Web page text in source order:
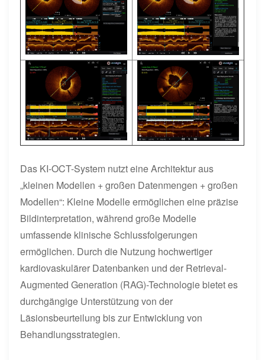
Das KI-OCT-System nutzt eine Architektur aus
„kleinen Modellen + großen Datenmengen + großen
Modellen“: Kleine Modelle ermöglichen eine präzise
Bildinterpretation, während große Modelle
umfassende klinische Schlussfolgerungen
ermöglichen. Durch die Nutzung hochwertiger
kardiovaskulärer Datenbanken und der Retrieval-
Augmented Generation (RAG)-Technologie bietet es
durchgängige Unterstützung von der
Läsionsbeurteilung bis zur Entwicklung von
Behandlungsstrategien.